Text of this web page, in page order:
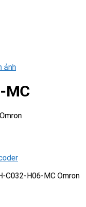
ảnh
MC
C032-H06-MC Omron